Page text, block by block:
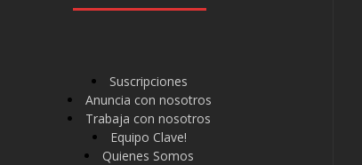
Suscripciones
Anuncia con nosotros
Trabaja con nosotros
Equipo Clave!
Quienes Somos